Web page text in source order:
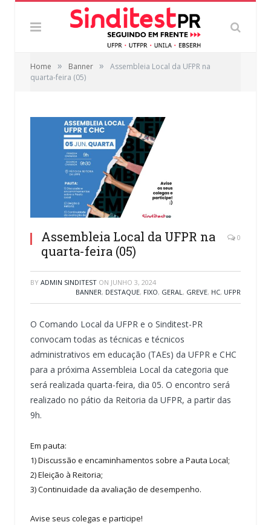
Home » Banner »
Assembleia Local da UFPR na
quarta-feira (05)
Assembleia Local da UFPR na
quarta-feira (05)
0
BY ADMIN SINDITEST ON JUNHO 3, 2024
BANNER, DESTAQUE, FIXO, GERAL, GREVE, HC, UFPR
O Comando Local da UFPR e o Sinditest-PR
convocam todas as técnicas e técnicos
administrativos em educação (TAEs) da UFPR e CHC
para a próxima Assembleia Local da categoria que
será realizada quarta-feira, dia 05. O encontro será
realizado no pátio da Reitoria da UFPR, a partir das
9h.
Em pauta:
1) Discussão e encaminhamentos sobre a Pauta Local;
2) Eleição à Reitoria;
3) Continuidade da avaliação de desempenho.
Avise seus colegas e participe!